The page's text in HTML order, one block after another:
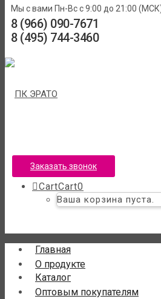
Мы с вами Пн-Вс c 9:00 до 21:00
8 (966) 090-7671
8 (495) 744-3460
Заказать звонок
CartCart0
Ваша корзина пуста.
Главная
О продукте
Каталог
Оптовым покупателям